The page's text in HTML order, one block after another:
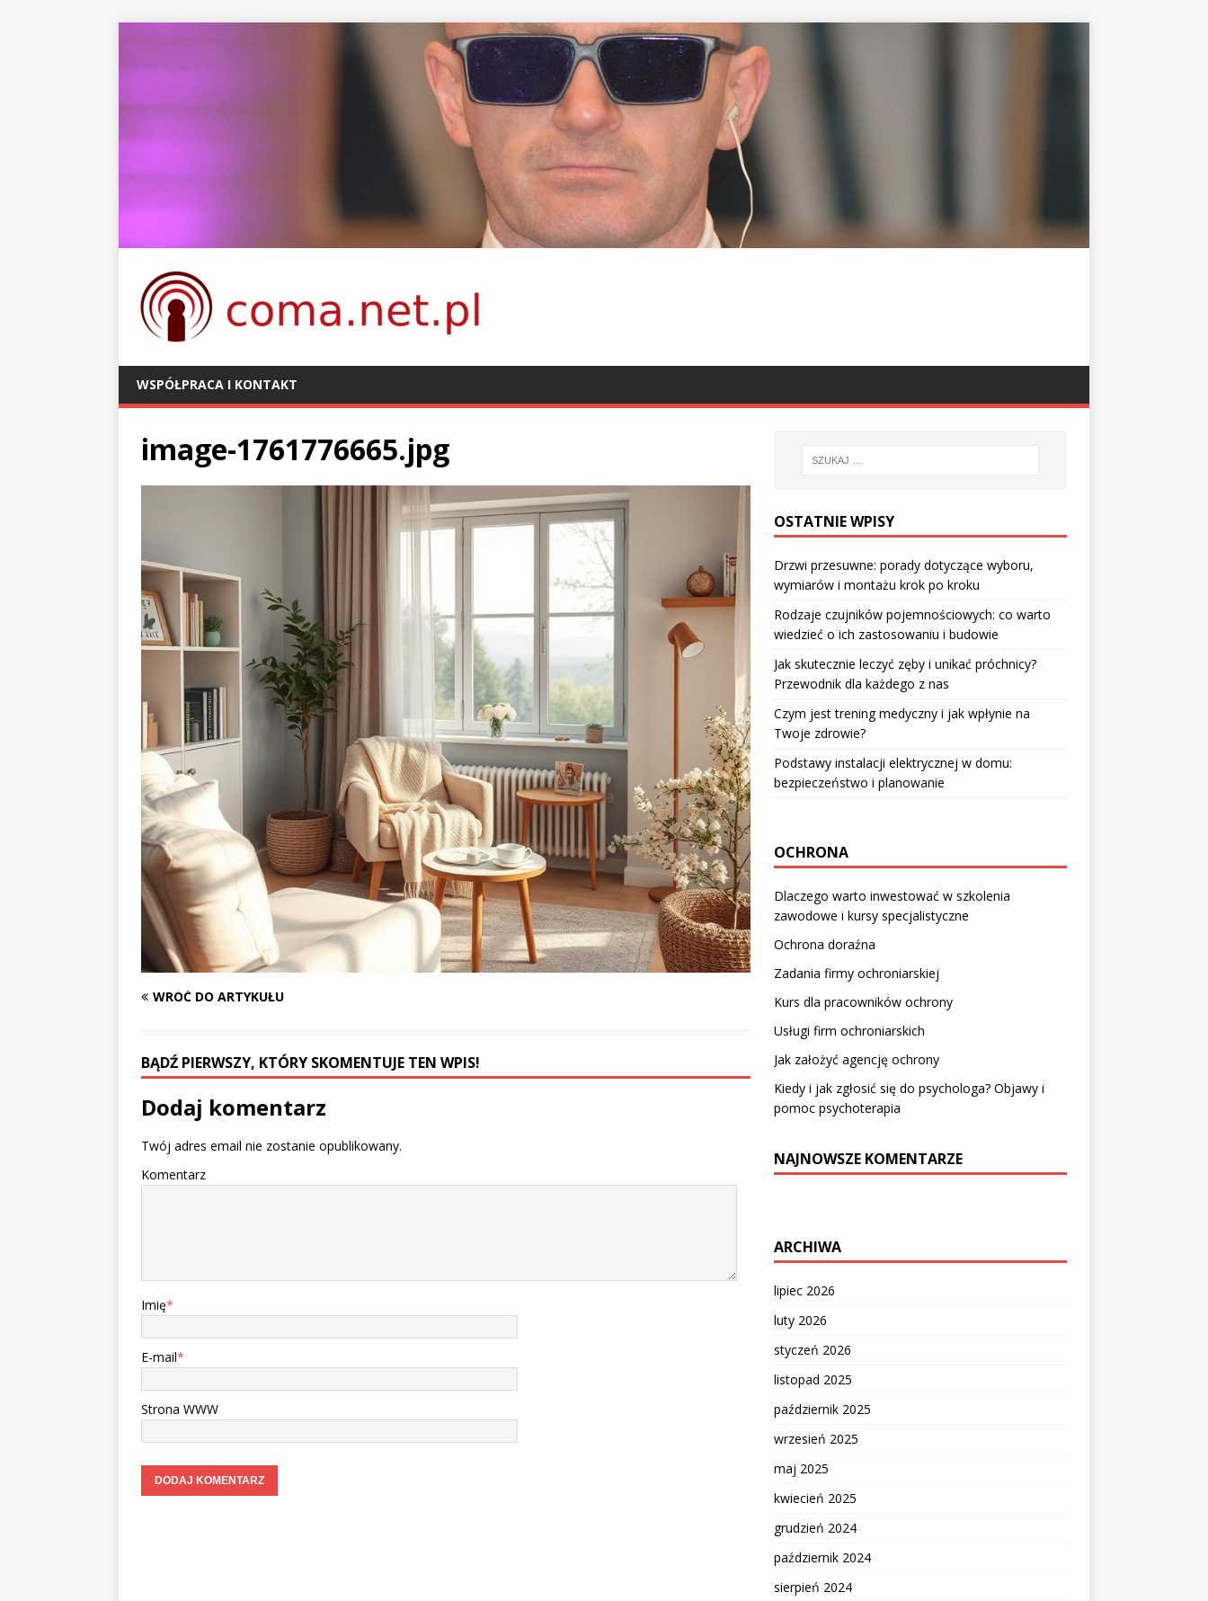
WSPÓŁPRACA I KONTAKT
image-1761776665.jpg
WRÓĆ DO ARTYKUŁU
BĄDŹ PIERWSZY, KTÓRY SKOMENTUJE TEN WPIS!
Dodaj komentarz
Twój adres email nie zostanie opublikowany.
Komentarz
Imię*
E-mail*
Strona WWW
OSTATNIE WPISY
Drzwi przesuwne: porady dotyczące wyboru,
wymiarów i montażu krok po kroku
Rodzaje czujników pojemnościowych: co warto
wiedzieć o ich zastosowaniu i budowie
Jak skutecznie leczyć zęby i unikać próchnicy?
Przewodnik dla każdego z nas
Czym jest trening medyczny i jak wpłynie na
Twoje zdrowie?
Podstawy instalacji elektrycznej w domu:
bezpieczeństwo i planowanie
OCHRONA
Dlaczego warto inwestować w szkolenia
zawodowe i kursy specjalistyczne
Ochrona doraźna
Zadania firmy ochroniarskiej
Kurs dla pracowników ochrony
Usługi firm ochroniarskich
Jak założyć agencję ochrony
Kiedy i jak zgłosić się do psychologa? Objawy i
pomoc psychoterapia
NAJNOWSZE KOMENTARZE
ARCHIWA
lipiec 2026
luty 2026
styczeń 2026
listopad 2025
październik 2025
wrzesień 2025
maj 2025
kwiecień 2025
grudzień 2024
październik 2024
sierpień 2024